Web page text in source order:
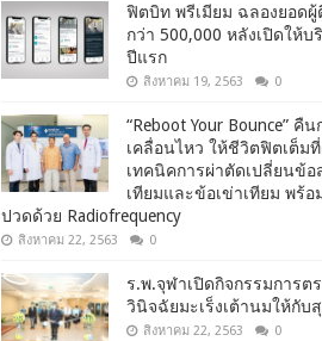
ฟิตบิท พรีเมียม ฉลองยอดผู้
กว่า 500,000 หลังเปิดให้บ
ปีแรก
สิงหาคม 19, 2563 0
“Reboot Your Bounce” คืน
เคลื่อนไหว ให้ชีวิตฟิตเต็ม
เทคนิคการผ่าตัดเปลี่ยนข้อ
เทียมและข้อเข่าเทียม พร้อ
ปวดด้วย Radiofrequency
สิงหาคม 22, 2563 0
ร.พ.จุฬาเปิดกิจกรรมการต
วินิจฉัยมะเร็งเต้านมให้กับ
สิงหาคม 22, 2563 0